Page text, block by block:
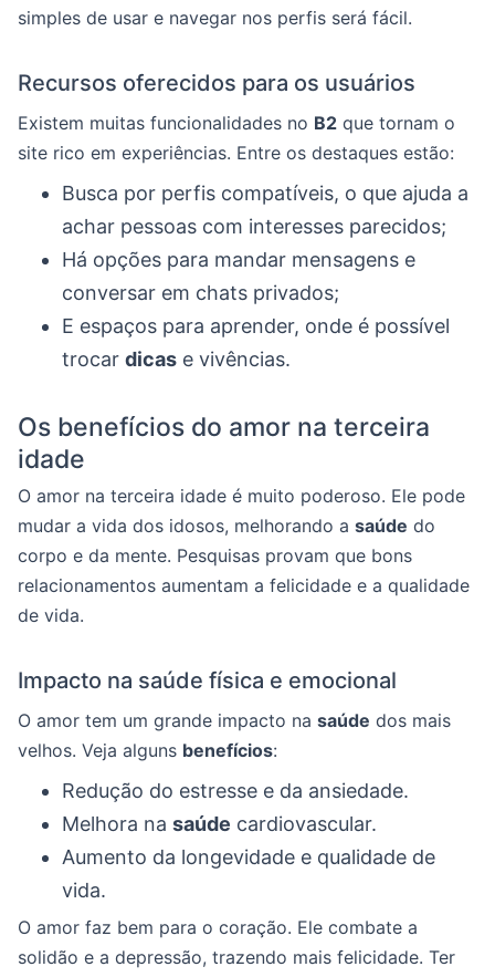
simples de usar e navegar nos perfis será fácil.
Recursos oferecidos para os usuários
Existem muitas funcionalidades no B2 que tornam o
site rico em experiências. Entre os destaques estão:
Busca por perfis compatíveis, o que ajuda a
achar pessoas com interesses parecidos;
Há opções para mandar mensagens e
conversar em chats privados;
E espaços para aprender, onde é possível
trocar dicas e vivências.
Os benefícios do amor na terceira
idade
O amor na terceira idade é muito poderoso. Ele pode
mudar a vida dos idosos, melhorando a saúde do
corpo e da mente. Pesquisas provam que bons
relacionamentos aumentam a felicidade e a qualidade
de vida.
Impacto na saúde física e emocional
O amor tem um grande impacto na saúde dos mais
velhos. Veja alguns benefícios:
Redução do estresse e da ansiedade.
Melhora na saúde cardiovascular.
Aumento da longevidade e qualidade de
vida.
O amor faz bem para o coração. Ele combate a
solidão e a depressão, trazendo mais felicidade. Ter